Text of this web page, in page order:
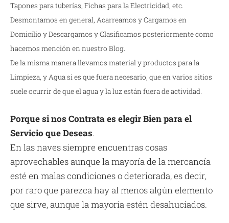
Tapones para tuberías, Fichas para la Electricidad, etc.
Desmontamos en general, Acarreamos y Cargamos en
Domicilio y Descargamos y Clasificamos posteriormente como
hacemos mención en nuestro Blog.
De la misma manera llevamos material y productos para la
Limpieza, y Agua si es que fuera necesario, que en varios sitios
suele ocurrir de que el agua y la luz están fuera de actividad.
Porque si nos Contrata es elegir Bien para el
Servicio que Deseas.
En las naves siempre encuentras cosas
aprovechables aunque la mayoría de la mercancía
esté en malas condiciones o deteriorada, es decir,
por raro que parezca hay al menos algún elemento
que sirve, aunque la mayoría estén desahuciados.